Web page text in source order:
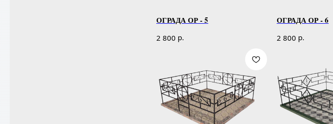
ОГРАДА ОР - 5
2 800 р.
ОГРАДА ОР - 6
2 800 р.